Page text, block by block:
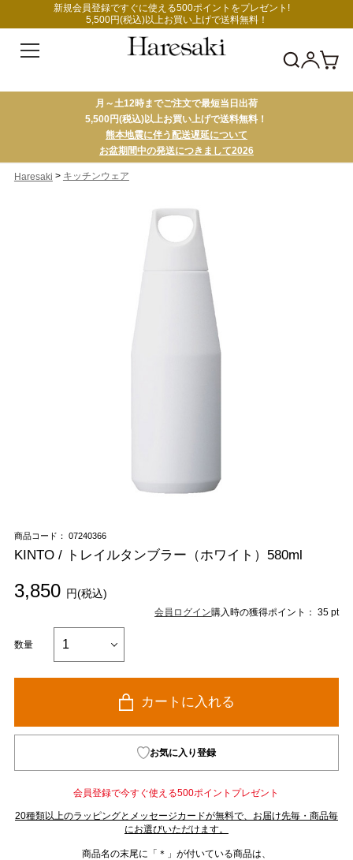
新規会員登録ですぐに使える500ポイントをプレゼント!
5,500円(税込)以上お買い上げで送料無料！
月～土12時までご注文で最短当日出荷
5,500円(税込)以上お買い上げで送料無料！
熊本地震に伴う配送遅延について
お盆期間中の発送につきまして2026
Haresaki > キッチンウェア
商品コード： 07240366
KINTO / トレイルタンブラー（ホワイト）580ml
3,850 円(税込)
会員ログイン購入時の獲得ポイント： 35 pt
数量
カートに入れる
お気に入り登録
会員登録で今すぐ使える500ポイントプレゼント
20種類以上のラッピングとメッセージカードが無料で、お届け先毎・商品毎
にお選びいただけます。
商品名の末尾に「＊」が付いている商品は、